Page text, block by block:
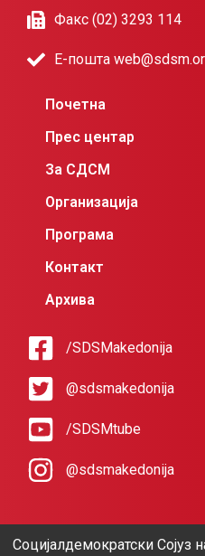
Факс (02) 3293 114
Е-пошта
Почетна
Прес центар
За СДСМ
Организација
Програма
Контакт
Архива
/SDSMakedonija
@sdsmakedonija
/SDSMtube
@sdsmakedonija
Социјалдемократски Сојуз